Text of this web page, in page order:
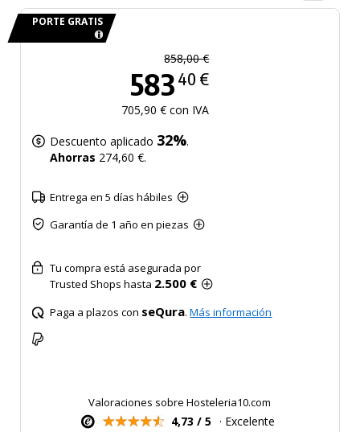
PORTE GRATIS
858,00 €
583 40 €
705,90 € con IVA
Descuento aplicado 32%.
Ahorras 274,60 €.
Entrega en 5 días hábiles
Garantía de 1 año en piezas
Tu compra está asegurada por
Trusted Shops hasta 2.500 €
Paga a plazos con seQura.Más información
Valoraciones sobre Hosteleria10.com
4,73 / 5 · Excelente